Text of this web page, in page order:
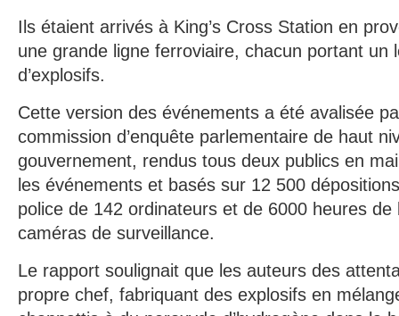
Ils étaient arrivés à King’s Cross Station en
une grande ligne ferroviaire, chacun portant un
d’explosifs.
Cette version des événements a été avalisée
commission d’enquête parlementaire de haut
gouvernement, rendus tous deux publics en
les événements et basés sur 12 500
police de 142 ordinateurs et de 6000 heures de
caméras de surveillance.
Le rapport soulignait que les auteurs des
propre chef, fabriquant des explosifs en